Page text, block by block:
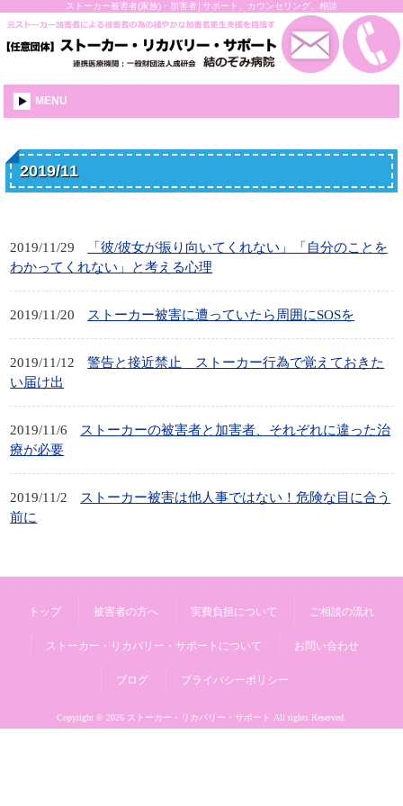
ストーカー被害者(家族)・加害者│サポート、カウンセリング、相談
MENU
2019/11
2019/11/29
「彼/彼女が振り向いてくれない」「自分のことを
わかってくれない」と考える心理
2019/11/20 ストーカー被害に遭っていたら周囲にSOSを
2019/11/12
警告と接近禁止 ストーカー行為で覚えておきた
い届け出
2019/11/6
ストーカーの被害者と加害者、それぞれに違った治
療が必要
2019/11/2
ストーカー被害は他人事ではない！危険な目に合う
前に
トップ 被害者の方へ 実費負担について ご相談の流れ
ストーカー・リカバリー・サポートについて お問い合わせ
ブログ プライバシーポリシー
Copyright © 2026 ストーカー・リカバリー・サポート All rights Reserved.